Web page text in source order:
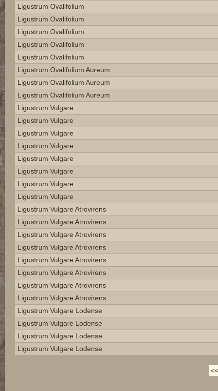
Ligustrum Ovalifolium
Ligustrum Ovalifolium
Ligustrum Ovalifolium
Ligustrum Ovalifolium
Ligustrum Ovalifolium
Ligustrum Ovalifolium Aureum
Ligustrum Ovalifolium Aureum
Ligustrum Ovalifolium Aureum
Ligustrum Vulgare
Ligustrum Vulgare
Ligustrum Vulgare
Ligustrum Vulgare
Ligustrum Vulgare
Ligustrum Vulgare
Ligustrum Vulgare
Ligustrum Vulgare
Ligustrum Vulgare Atrovirens
Ligustrum Vulgare Atrovirens
Ligustrum Vulgare Atrovirens
Ligustrum Vulgare Atrovirens
Ligustrum Vulgare Atrovirens
Ligustrum Vulgare Atrovirens
Ligustrum Vulgare Atrovirens
Ligustrum Vulgare Atrovirens
Ligustrum Vulgare Lodense
Ligustrum Vulgare Lodense
Ligustrum Vulgare Lodense
Ligustrum Vulgare Lodense
<<